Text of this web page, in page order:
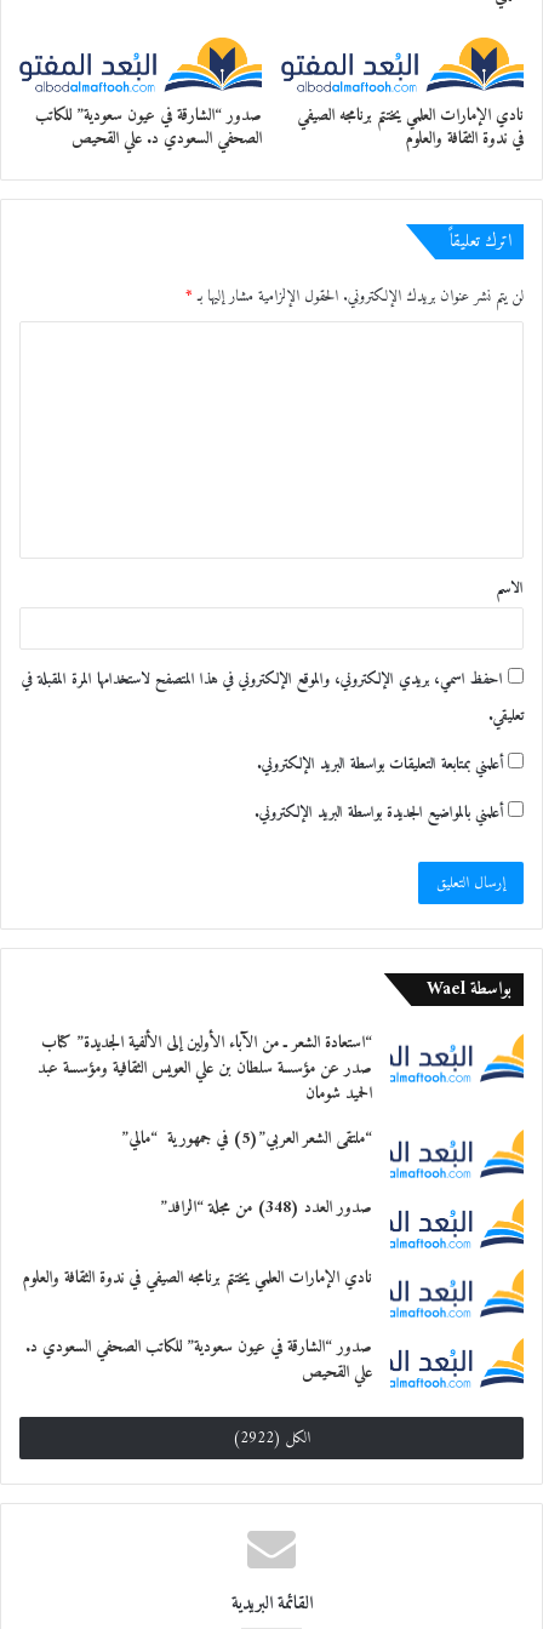
نظم “بيت الشعر” في الشارقة الثلاثاء 31 يناير
السبك والجمالية في صورها وأبعاد معانيها. قدم
للأمسية الأستاذ وائل عيسى ممهدًا لكل من
شاعري الأمسية بتقديم لائق، وتصدر الحضور
الشاعر محمد عبدالله البريكي الذي كرّم الشاعرين
ومقدمهما في ختام الأمسية.
اتسمت قصائد الشاعرين د. محمد سعيد العتيق
من سورية ود. معين الكلدي بالارتباط الروحي
بالوطن وبالتأمل في الذات والحياة، واستهل
الإنشاد في الأمسية الشاعر معين الكلدي وهو
طبيب يمني في قطر مسقط رأسه، ومن قصائده
“كأنّهُ هو” يقول فيها:
نَزرٌ من الحُبِّ
جِنيٌّ يَمرُّ هُنا
سُتون جُرحاً
وأشلاءٌ بدت وطنا
نادي الإمارات العلمي يختتم برنامجه الصيفي
في ندوة الثقافة والعلوم
صدور “الشارقة في عيون سعودية” للكاتب
الصحفي السعودي د. علي القحيص
اترك تعليقاً
لن يتم نشر عنوان بريدك الإلكتروني. الحقول الإلزامية مشار إليها بـ*
ق
*
الاسم
احفظ اسمي، بريدي الإلكتروني، والموقع الإلكتروني في هذا المتصفح لاستخدامها المرة المقبلة في
تعليقي.
أعلمني بمتابعة التعليقات بواسطة البريد الإلكتروني.
أعلمني بالمواضيع الجديدة بواسطة البريد الإلكتروني.
بواسطة Wael
“استعادة الشعر ـ من الآباء الأولين إلى الألفية الجديدة” كتاب
صدر عن مؤسسة سلطان بن علي العويس الثقافية ومؤسسة عبد
الحميد شومان
“ملتقى الشعر العربي”(5) في جمهورية “مالي”
صدور العدد (348) من مجلة “الرافد”
نادي الإمارات العلمي يختتم برنامجه الصيفي في ندوة الثقافة والعلوم
صدور “الشارقة في عيون سعودية” للكاتب الصحفي السعودي د.
علي القحيص
الكل (2922)
القائمة البريدية